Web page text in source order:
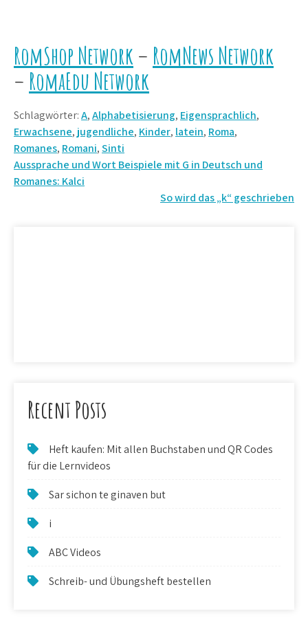
RomShop Network – RomNews Network
– RomaEdu Network
Schlagwörter:A,Alphabetisierung, Eigensprachlich,
Erwachsene, jugendliche, Kinder, latein, Roma,
Romanes, Romani,Sinti
Beitrags-
Navigation
Aussprache und Wort Beispiele mit G in Deutsch und
Romanes: Kalci
So wird das „k“ geschrieben
Recent Posts
Heft kaufen: Mit allen Buchstaben und QR Codes
für die Lernvideos
Sar sichon te ginaven but
i
ABC Videos
Schreib- und Übungsheft bestellen